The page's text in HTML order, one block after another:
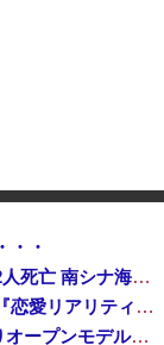
・・
【速報】中国の海警局と中国海軍の船が衝突2人死亡 南シナ海でフィリピン船を追跡中他
【悲報】ゆうちゃみの暴露で浮き彫りになる『恋愛リアリティー番組』の裏側がヤバイ・・・・・
【AI】中国製高性能AI「Kimi-K3」が予定通りオープンモデル化される